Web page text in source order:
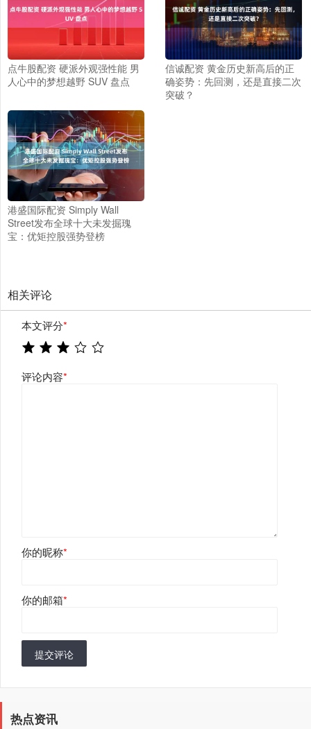
点牛股配资 硬派外观强性能 男
人心中的梦想越野 SUV 盘点
信诚配资 黄金历史新高后的正
确姿势：先回测，还是直接二次
突破？
港盛国际配资 Simply Wall
Street发布全球十大未发掘瑰
宝：优矩控股强势登榜
相关评论
本文评分*
评论内容*
你的昵称*
你的邮箱*
提交评论
热点资讯